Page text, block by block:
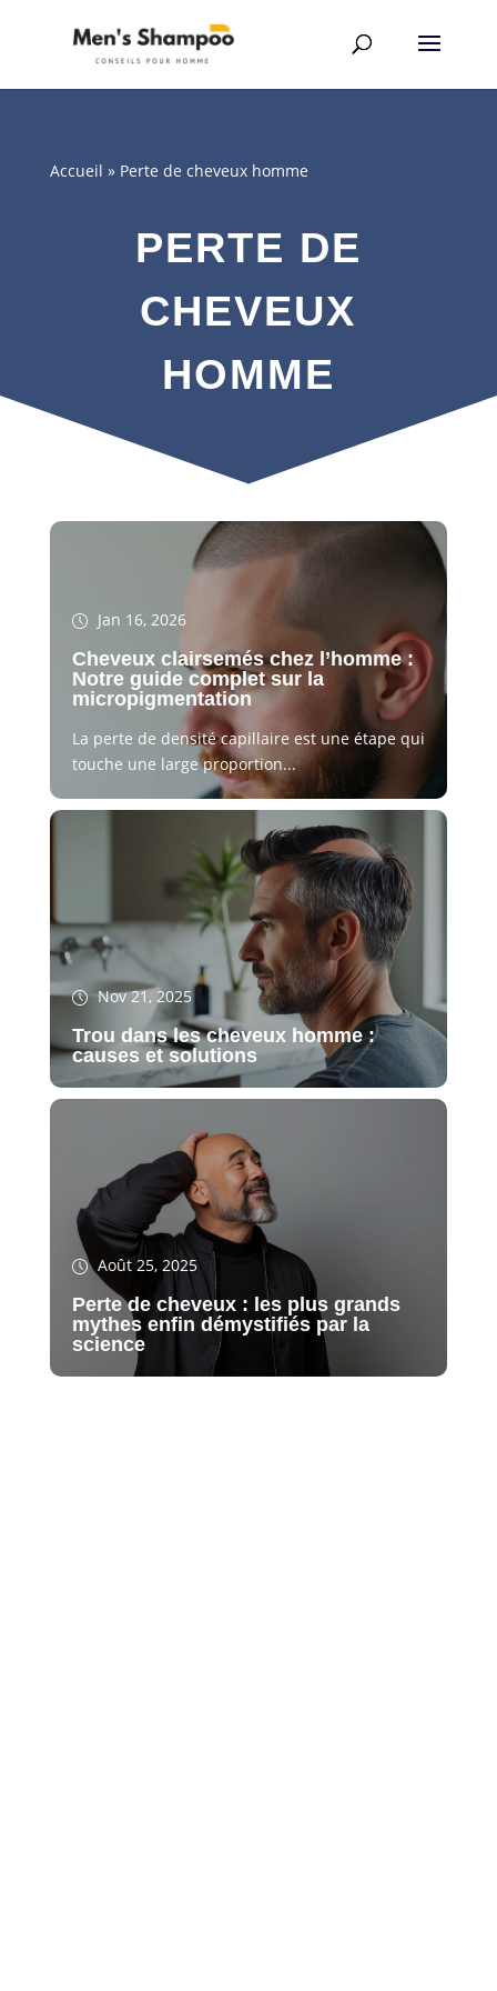
Accueil » Perte de cheveux homme
PERTE DE
CHEVEUX
HOMME
Jan 16, 2026
Cheveux clairsemés chez l’homme :
Notre guide complet sur la
micropigmentation
La perte de densité capillaire est une étape qui
touche une large proportion...
Nov 21, 2025
Trou dans les cheveux homme :
causes et solutions
Août 25, 2025
Perte de cheveux : les plus grands
mythes enfin démystifiés par la
science